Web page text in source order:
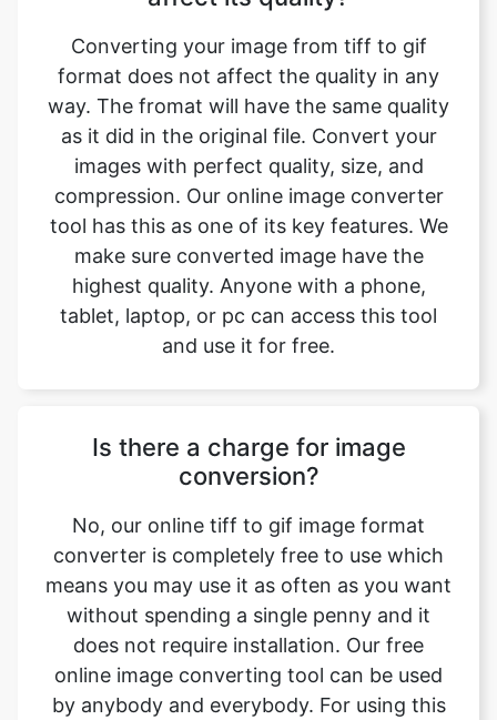
way. The fromat will have the same quality
as it did in the original file. Convert your
images with perfect quality, size, and
compression. Our online image converter
tool has this as one of its key features. We
make sure converted image have the
highest quality. Anyone with a phone,
tablet, laptop, or pc can access this tool
and use it for free.
Is there a charge for image
No, our online tiff to gif image format
converter is completely free to use which
means you may use it as often as you want
without spending a single penny and it
does not require installation. Our free
online image converting tool can be used
by anybody and everybody. For using this
function, you don’t need to have any
technical knowledge at all. Our image
converter is completely free and online,